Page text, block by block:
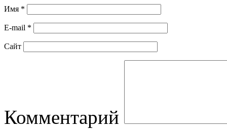
Имя *
E-mail *
Сайт
Комментарий